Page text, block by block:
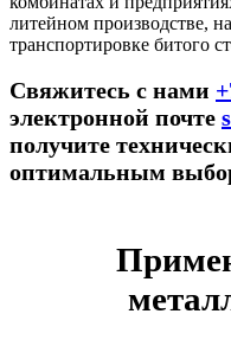
литейном производстве,
транспортировке битого
Свяжитесь с нами
электронной почте
получите
оптимальным